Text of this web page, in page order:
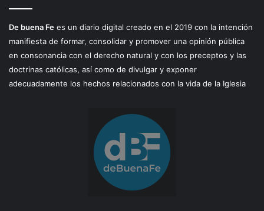
De buena Fe es un diario digital creado en el 2019 con la intención
manifiesta de formar, consolidar y promover una opinión pública
en consonancia con el derecho natural y con los preceptos y las
doctrinas católicas, así como de divulgar y exponer
adecuadamente los hechos relacionados con la vida de la Iglesia